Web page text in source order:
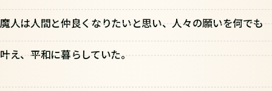
魔人は人間と仲良くなりたいと思い、人々の願いを何でも
叶え、平和に暮らしていた。